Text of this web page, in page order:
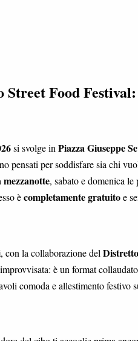
Food
si svolge inPiazza Giuseppe
pensati per soddisfare sia chi
, sabato e domenica
ècompletamente gratuitoe
, con la collaborazione del
è un format
comoda e allestimento festivo